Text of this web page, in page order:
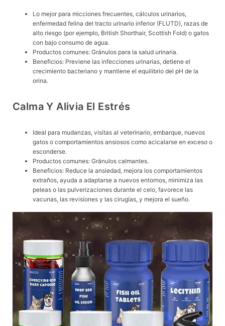
Lo mejor para micciones frecuentes, cálculos urinarios,
enfermedad felina del tracto urinario inferior (FLUTD), razas de
alto riesgo (por ejemplo, British Shorthair, Scottish Fold) o gatos
con bajo consumo de agua.
Productos comunes: Gránulos para la salud urinaria.
Beneficios: Previene las infecciones urinarias, detiene el
crecimiento bacteriano y mantiene el equilibrio del pH de la
orina.
Calma Y Alivia El Estrés
Ideal para mudanzas, visitas al veterinario, embarque, nuevos
gatos o comportamientos ansiosos como acicalarse en exceso o
esconderse.
Productos comunes: Gránulos calmantes.
Beneficios: Reduce la ansiedad, mejora los comportamientos
extraños, ayuda a adaptarse a nuevos entornos, minimiza las
peleas o las pulverizaciones durante el celo, favorece las
vacunas, las revisiones y las cirugías, y mejora el sueño.